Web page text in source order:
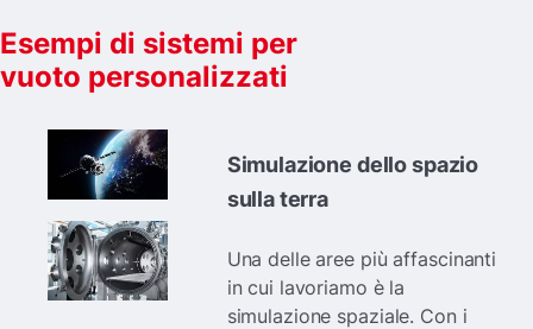
Esempi di sistemi per
vuoto personalizzati
Simulazione dello spazio
sulla terra
Una delle aree più affascinanti
in cui lavoriamo è la
simulazione spaziale. Con i